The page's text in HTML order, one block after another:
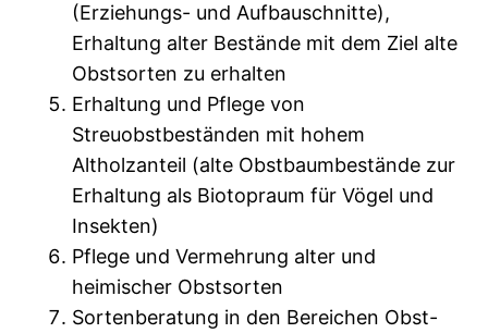
(Erziehungs- und Aufbauschnitte),
Erhaltung alter Bestände mit dem Ziel alte
Obstsorten zu erhalten
Erhaltung und Pflege von
Streuobstbeständen mit hohem
Altholzanteil (alte Obstbaumbestände zur
Erhaltung als Biotopraum für Vögel und
Insekten)
Pflege und Vermehrung alter und
heimischer Obstsorten
Sortenberatung in den Bereichen Obst-